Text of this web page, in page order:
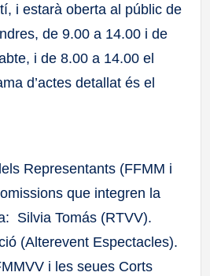
i estarà oberta al públic de
de 9.00 a 14.00 i de
i de 8.00 a 14.00 el
d’actes detallat és el
Representants (FFMM i
que integren la
Silvia Tomás (RTVV).
(Alterevent Espectacles).
i les seues Corts